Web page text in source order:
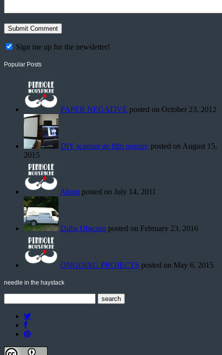
Sign me up for the newsletter!
Popular Posts
PAPER NEGATIVE posted on October 23, 2012
DIY scanner de film negativ posted on August 15,
2015
About posted on July 14, 2011
Duba Obscura posted on February 23, 2016
ONGOING PROJECTS posted on May 6, 2015
needle in the haystack